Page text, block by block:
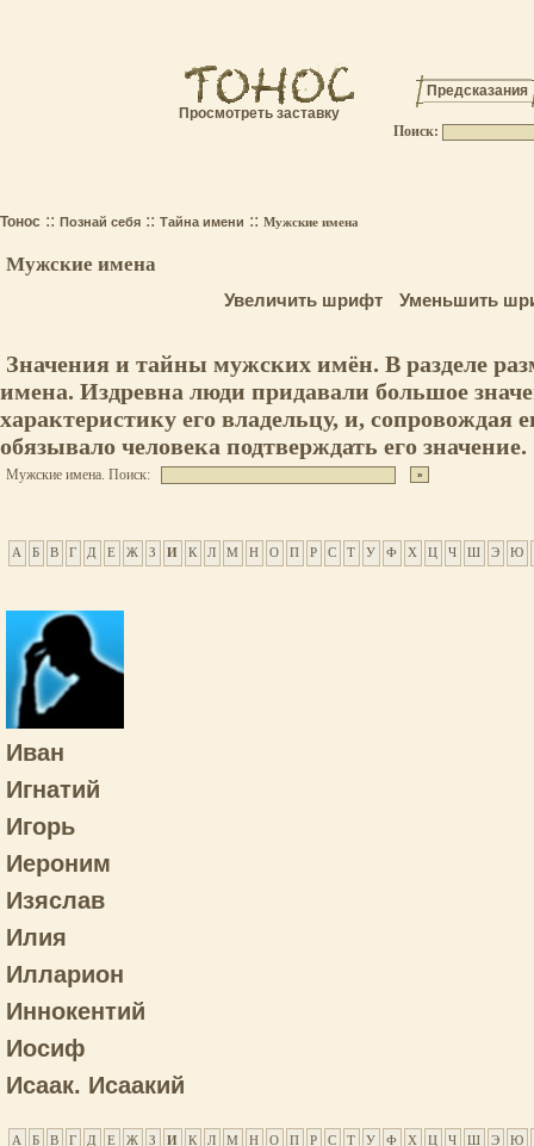
Предсказания
Поиск:
Тонос :: Познай себя :: Тайна имени :: Мужские имена
Мужские имена
Увеличить шрифт Уменьшить
Значения и тайны мужских имён. В разделе
имена. Издревна люди придавали большое
характеристику его владельцу, и, сопровождая
обязывало человека подтверждать его значение.
Мужские имена. Поиск:
А Б В Г Д Е Ж З И К Л М Н О П Р С Т У Ф Х Ц Ч Ш Э Ю
Иван
Игнатий
Игорь
Иероним
Изяслав
Илия
Илларион
Иннокентий
Иосиф
Исаак. Исаакий
А Б В Г Д Е Ж З И К Л М Н О П Р С Т У Ф Х Ц Ч Ш Э Ю
Просмотреть заставку